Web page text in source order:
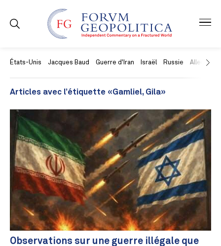
États-Unis Jacques Baud Guerre d'Iran Israël Russie Allemagne
Articles avec l’étiquette «Gamliel, Gila»
Observations sur une guerre illégale que